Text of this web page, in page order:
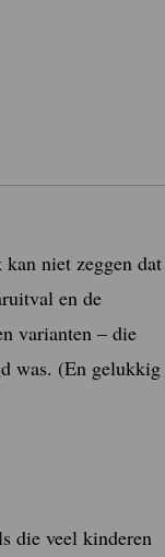
niet zeggen dat
en de
varianten – die
was. (En gelukkig
die veel kinderen